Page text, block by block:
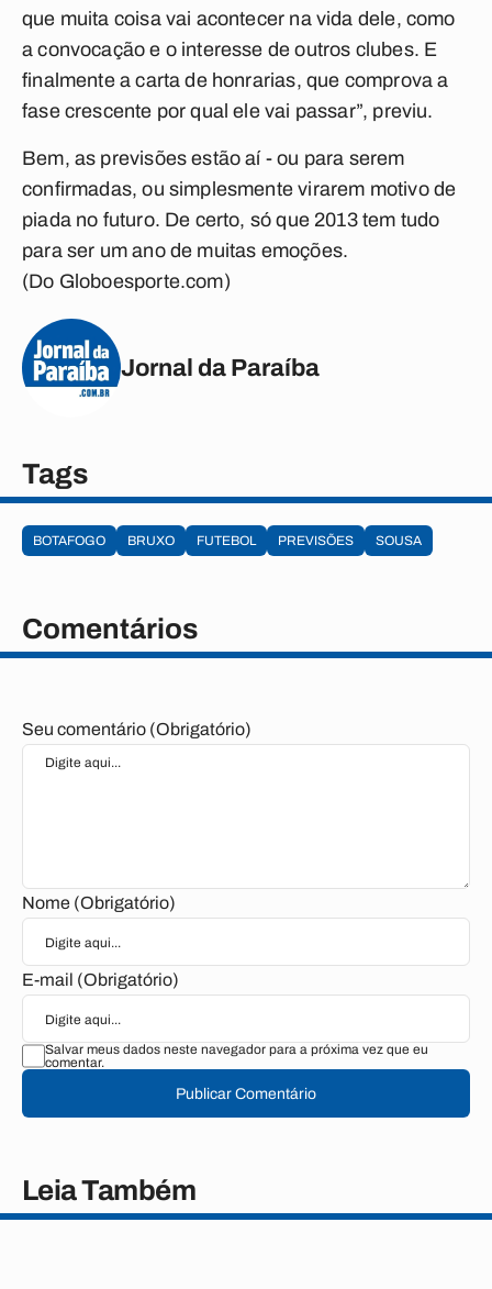
que muita coisa vai acontecer na vida dele, como
a convocação e o interesse de outros clubes. E
finalmente a carta de honrarias, que comprova a
fase crescente por qual ele vai passar”, previu.
Bem, as previsões estão aí - ou para serem
confirmadas, ou simplesmente virarem motivo de
piada no futuro. De certo, só que 2013 tem tudo
para ser um ano de muitas emoções.
(Do Globoesporte.com)
Jornal da Paraíba
Tags
BOTAFOGO BRUXO FUTEBOL PREVISÕES SOUSA
Comentários
Seu comentário (Obrigatório)
Nome (Obrigatório)
E-mail (Obrigatório)
Salvar meus dados neste navegador para a próxima vez que eu
comentar.
Publicar Comentário
Leia Também